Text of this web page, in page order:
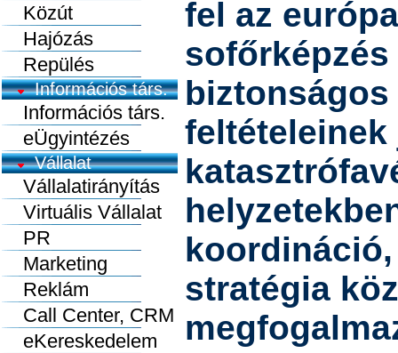
Közút
Hajózás
Repülés
Információs társ.
Információs társ.
eÜgyintézés
Vállalat
Vállalatirányítás
Virtuális Vállalat
PR
Marketing
Reklám
Call Center, CRM
eKereskedelem
fel az
biztonságos
feltételeinek
stratégia